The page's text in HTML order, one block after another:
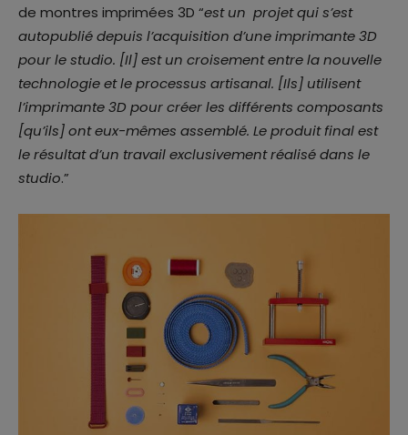
de montres imprimées 3D “est un projet qui s’est
autopublié depuis l’acquisition d’une imprimante 3D
pour le studio. [Il] est un croisement entre la nouvelle
technologie et le processus artisanal. [Ils] utilisent
l’imprimante 3D pour créer les différents composants
[qu’ils] ont eux-mêmes assemblé. Le produit final est
le résultat d’un travail exclusivement réalisé dans le
studio.”